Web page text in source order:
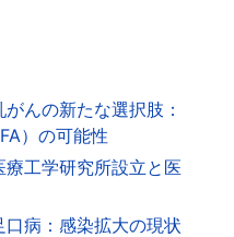
んの新たな選択肢：
）の可能性
工学研究所設立と医
病：感染拡大の現状